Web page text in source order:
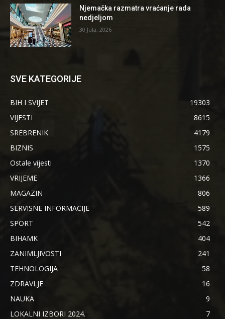
Njemačka razmatra vraćanje rada
nedjeljom
30 Jula, 2026
SVE KATEGORIJE
BIH I SVIJET
19303
VIJESTI
8615
SREBRENIK
4179
BIZNIS
1575
Ostale vijesti
1370
VRIJEME
1366
MAGAZIN
806
SERVISNE INFORMACIJE
589
SPORT
542
BIHAMK
404
ZANIMLJIVOSTI
241
TEHNOLOGIJA
58
ZDRAVLJE
16
NAUKA
9
LOKALNI IZBORI 2024.
7